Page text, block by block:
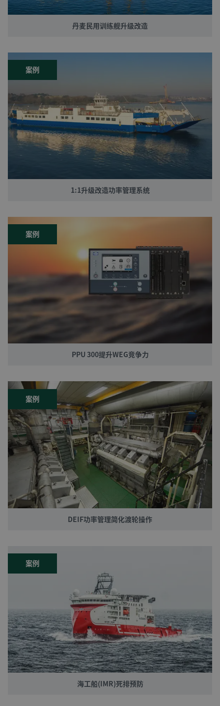
丹麦民用训练舰升级改造
案例
1:1升级改造功率管理系统
案例
PPU 300提升WEG竞争力
案例
DEIF功率管理简化渡轮操作
案例
海工船(IMR)死排预防